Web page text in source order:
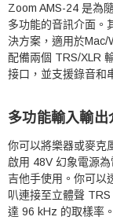
Zoom AMS-24 是為
多功能的音訊介面。
決方案，適用於
配備兩個 TRS/XLR
接口，並支援錄音和
多功能輸入輸出
你可以將樂器或麥克
啟用 48V 幻象電源
吉他手使用。你可以
叭連接至立體聲
達 96 kHz 的取樣率。